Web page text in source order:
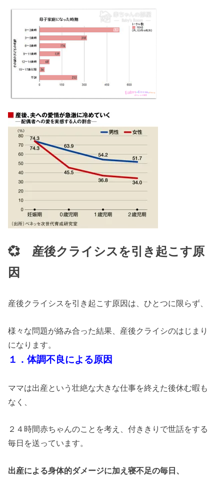
💞 産後クライシスを引き起こす原
因
産後クライシスを引き起こす原因は、ひとつに限らず、
様々な問題が絡み合った結果、産後クライシのはじまり
になります。
１．体調不良による原因
ママは出産という壮絶な大きな仕事を終えた後休む暇も
なく、
２４時間赤ちゃんのことを考え、付ききりで世話をする
毎日を送っています。
出産による身体的ダメージに加え寝不足の毎日、